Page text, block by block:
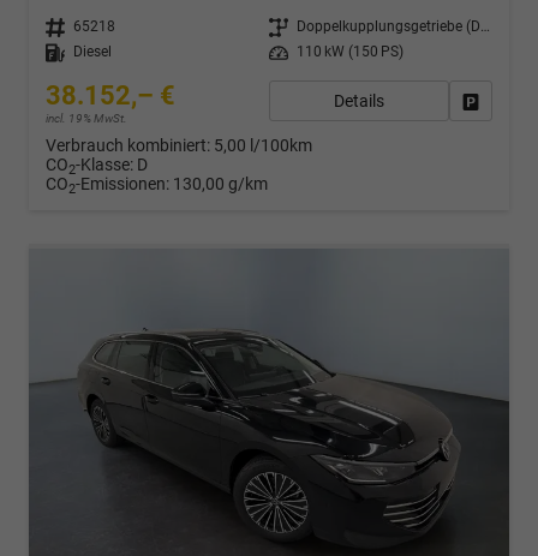
Fahrzeugnr. 65218 Getriebe
Doppelkupplungsgetriebe (DSG)
Kraftstoff
Diesel Leistung 110 kW (150 PS)
38.152,– €
incl. 19% MwSt.
Details
Verbrauch kombiniert: 5,00 l/100km
CO2-Klasse: D
CO2-Emissionen: 130,00 g/km